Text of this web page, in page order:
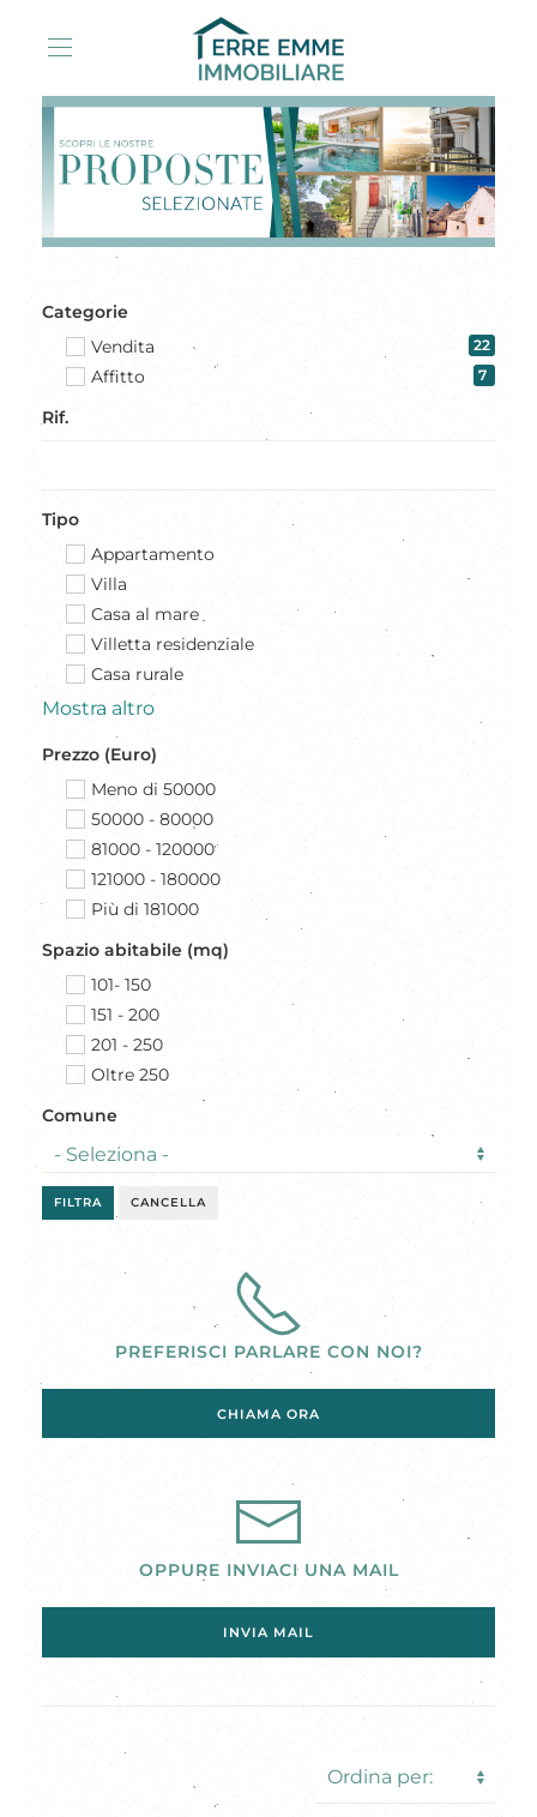
Categorie
Vendita
22
Affitto 7
Rif.
Tipo
Appartamento
Villa
Casa al mare
Villetta residenziale
Casa rurale
Mostra altro
Prezzo (Euro)
Meno di 50000
50000 - 80000
81000 - 120000
121000 - 180000
Più di 181000
Spazio abitabile (mq)
101- 150
151 - 200
201 - 250
Oltre 250
Comune
FILTRA CANCELLA
PREFERISCI PARLARE CON NOI?
CHIAMA ORA
OPPURE INVIACI UNA MAIL
INVIA MAIL